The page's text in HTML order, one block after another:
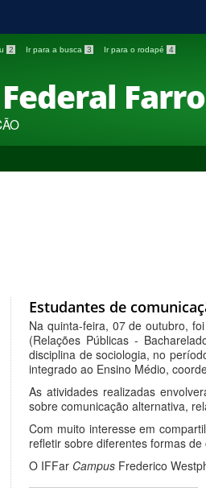
2 Ir para a busca 3 Ir para o rodapé 4
Estudantes de
Na quinta-feira, 07 de outubro,
(Relações Públicas -
disciplina de sociologia, no
integrado ao Ensino Médio,
As atividades realizadas
sobre comunicação alternativa,
Com muito interesse em
refletir sobre diferentes formas
O IFFar Campus Frederico